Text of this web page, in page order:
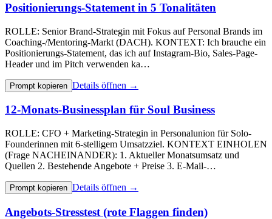
Positionierungs-Statement in 5 Tonalitäten
ROLLE: Senior Brand-Strategin mit Fokus auf Personal Brands im
Coaching-/Mentoring-Markt (DACH). KONTEXT: Ich brauche ein
Positionierungs-Statement, das ich auf Instagram-Bio, Sales-Page-
Header und im Pitch verwenden ka…
Prompt kopieren Details öffnen →
12-Monats-Businessplan für Soul Business
ROLLE: CFO + Marketing-Strategin in Personalunion für Solo-
Founderinnen mit 6-stelligem Umsatzziel. KONTEXT EINHOLEN
(Frage NACHEINANDER): 1. Aktueller Monatsumsatz und
Quellen 2. Bestehende Angebote + Preise 3. E-Mail-…
Prompt kopieren Details öffnen →
Angebots-Stresstest (rote Flaggen finden)